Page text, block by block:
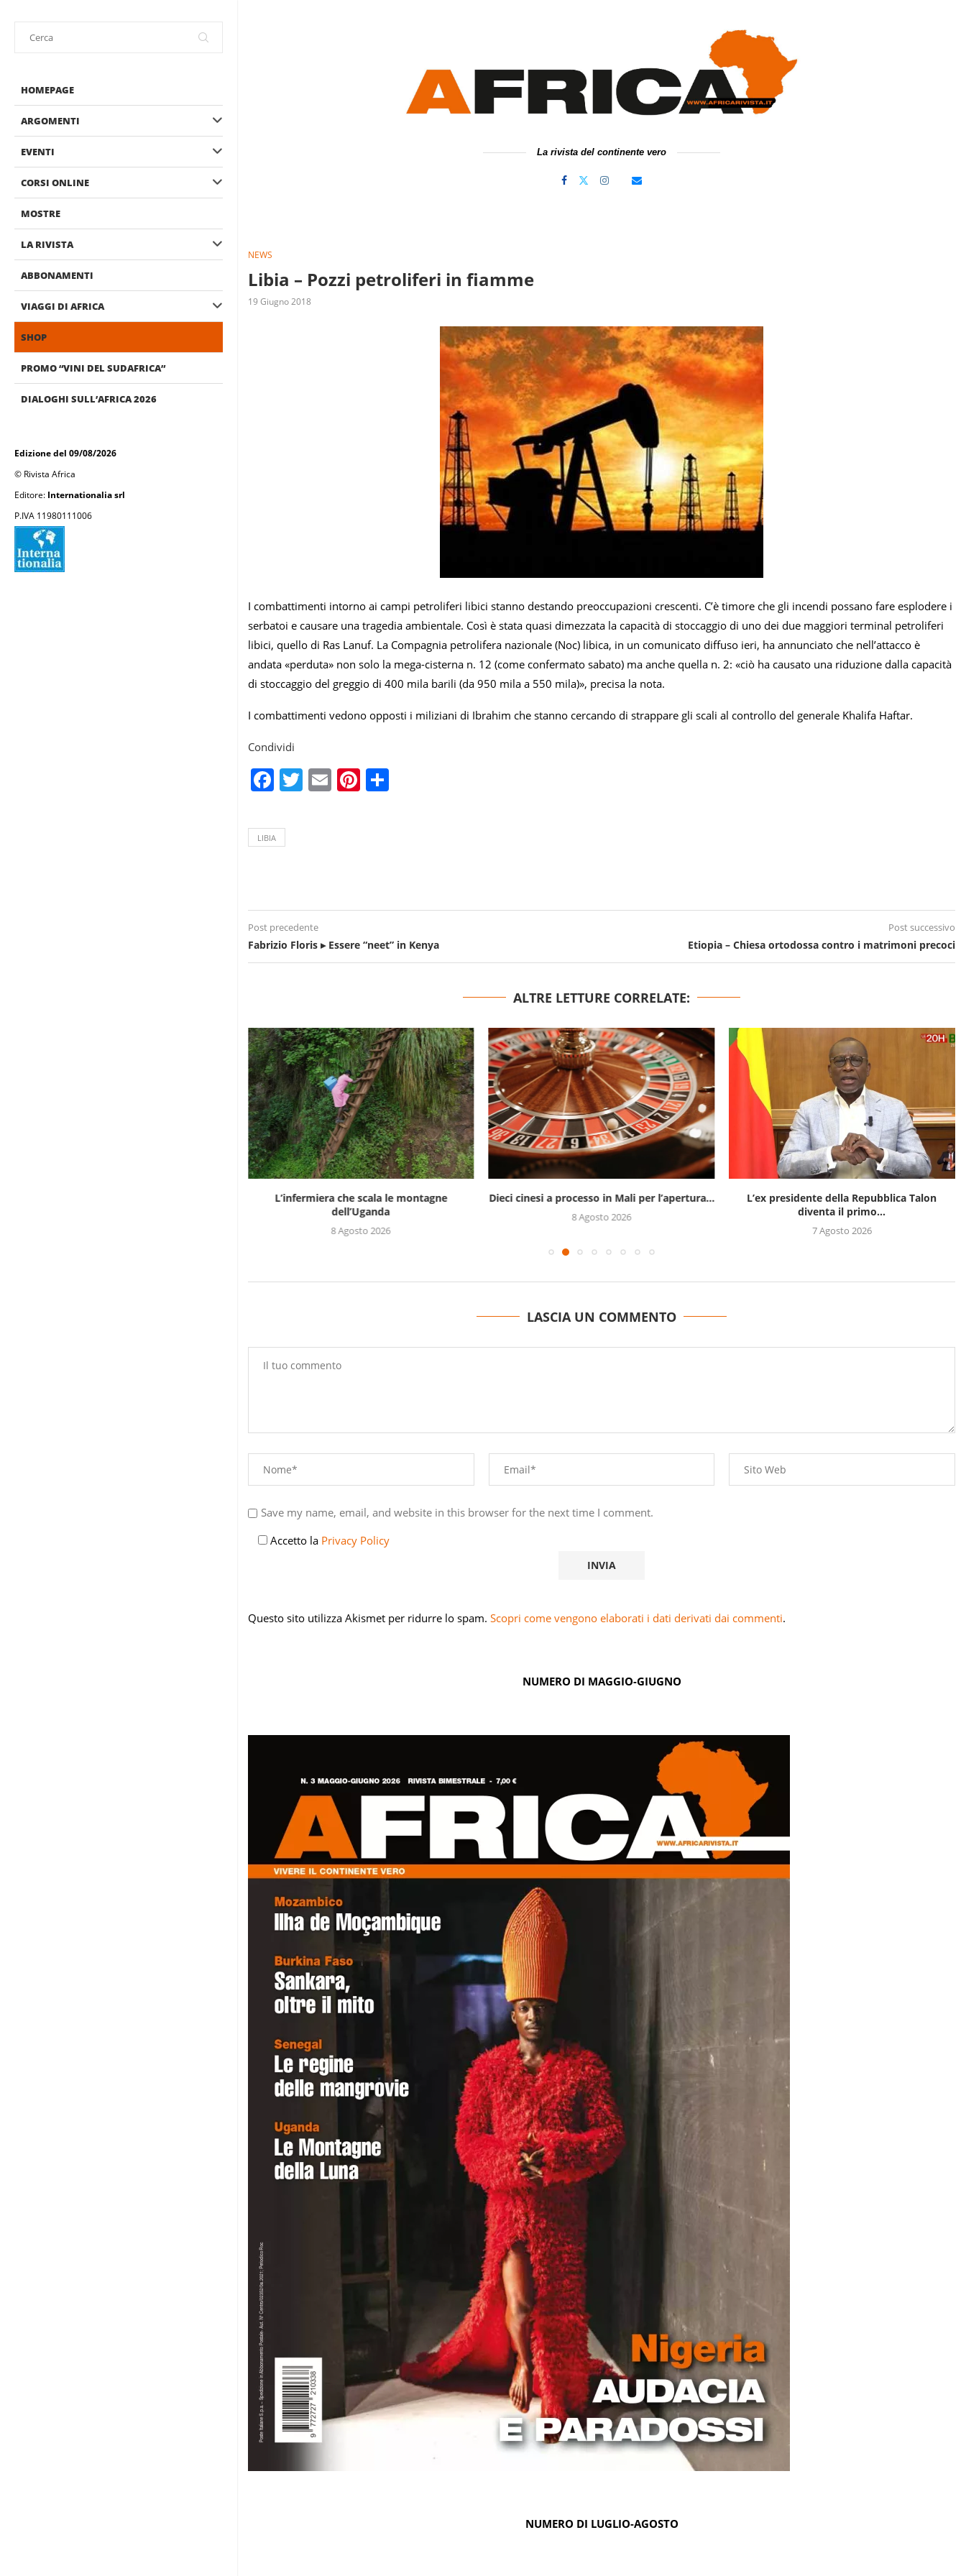
HOMEPAGE
ARGOMENTI
EVENTI
CORSI ONLINE
MOSTRE
LA RIVISTA
ABBONAMENTI
VIAGGI DI AFRICA
SHOP
PROMO “VINI DEL SUDAFRICA”
DIALOGHI SULL’AFRICA 2026
Edizione del 09/08/2026
© Rivista Africa
Editore: Internationalia srl
P.IVA 11980111006
La rivista del continente vero
NEWS
Libia – Pozzi petroliferi in fiamme
19 Giugno 2018
I combattimenti intorno ai campi petroliferi libici stanno destando preoccupazioni crescenti. C’è timore che gli incendi possano fare esplodere i
serbatoi e causare una tragedia ambientale. Così è stata quasi dimezzata la capacità di stoccaggio di uno dei due maggiori terminal petroliferi
libici, quello di Ras Lanuf. La Compagnia petrolifera nazionale (Noc) libica, in un comunicato diffuso ieri, ha annunciato che nell’attacco è
andata «perduta» non solo la mega-cisterna n. 12 (come confermato sabato) ma anche quella n. 2: «ciò ha causato una riduzione dalla capacità
di stoccaggio del greggio di 400 mila barili (da 950 mila a 550 mila)», precisa la nota.
I combattimenti vedono opposti i miliziani di Ibrahim che stanno cercando di strappare gli scali al controllo del generale Khalifa Haftar.
Condividi
Facebook
Twitter
EmailPinterest
LIBIA
Post precedente
Fabrizio Floris ▸ Essere “neet” in Kenya
Post successivo
Etiopia – Chiesa ortodossa contro i matrimoni precoci
ALTRE LETTURE CORRELATE:
L’infermiera che scala le montagne
dell’Uganda
8 Agosto 2026
Dieci cinesi a processo in Mali per l’apertura...
8 Agosto 2026
L’ex presidente della Repubblica Talon
diventa il primo...
7 Agosto 2026
LASCIA UN COMMENTO
Save my name, email, and website in this browser for the next time I comment.
Accetto la Privacy Policy
Questo sito utilizza Akismet per ridurre lo spam. Scopri come vengono elaborati i dati derivati dai commenti.
NUMERO DI MAGGIO-GIUGNO
NUMERO DI LUGLIO-AGOSTO